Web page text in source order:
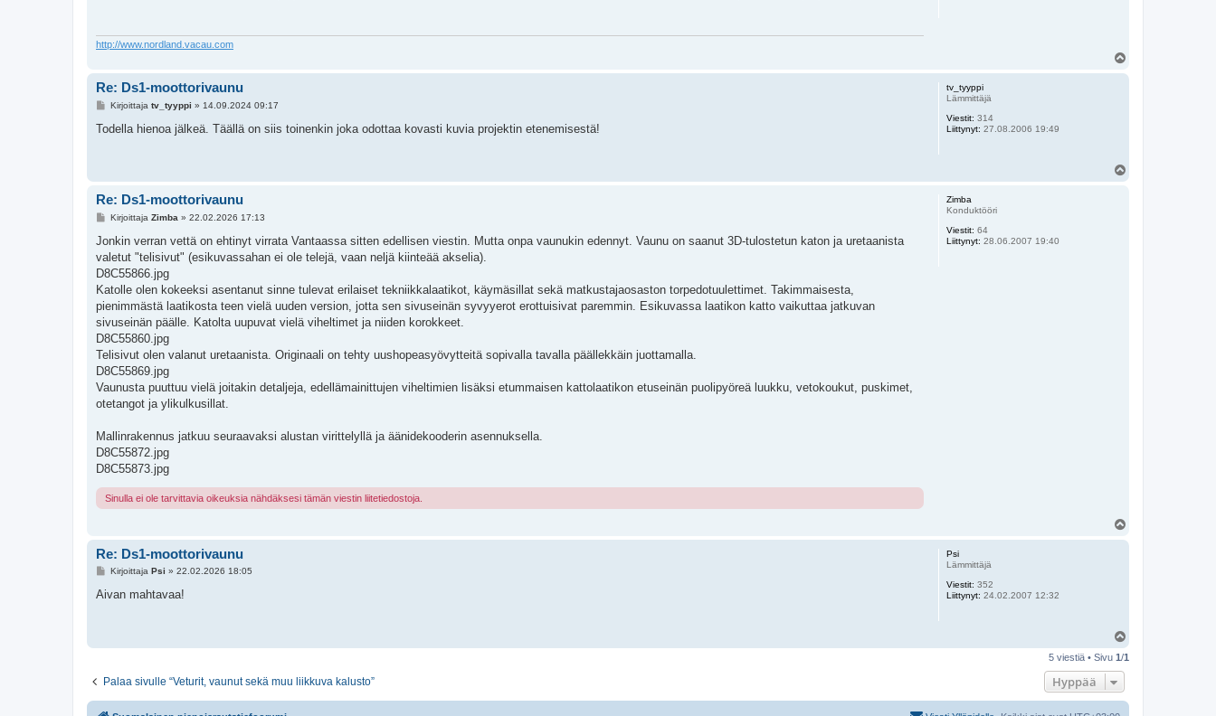
http://www.nordland.vacau.com
tv_tyyppi
Lämmittäjä
Viestit: 314
Liittynyt: 27.08.2006 19:49
Re: Ds1-moottorivaunu
V
e
Kirjoittaja tv_tyyppi » 14.09.2024 09:17
Todella hienoa jälkeä. Täällä on siis toinenkin joka odottaa kovasti kuvia projektin etenemisestä!
Zimba
Konduktööri
Viestit: 64
Liittynyt: 28.06.2007 19:40
Re: Ds1-moottorivaunu
V
e
t
i
Kirjoittaja Zimba » 22.02.2026 17:13
Jonkin verran vettä on ehtinyt virrata Vantaassa sitten edellisen viestin. Mutta onpa vaunukin edennyt. Vaunu on saanut 3D-tulostetun katon ja uretaanista
valetut "telisivut" (esikuvassahan ei ole telejä, vaan neljä kiinteää akselia).
D8C55866.jpg
Katolle olen kokeeksi asentanut sinne tulevat erilaiset tekniikkalaatikot, käymäsillat sekä matkustajaosaston torpedotuulettimet. Takimmaisesta,
pienimmästä laatikosta teen vielä uuden version, jotta sen sivuseinän syvyyerot erottuisivat paremmin. Esikuvassa laatikon katto vaikuttaa jatkuvan
sivuseinän päälle. Katolta uupuvat vielä viheltimet ja niiden korokkeet.
D8C55860.jpg
Telisivut olen valanut uretaanista. Originaali on tehty uushopeasyövytteitä sopivalla tavalla päällekkäin juottamalla.
D8C55869.jpg
Vaunusta puuttuu vielä joitakin detaljeja, edellämainittujen viheltimien lisäksi etummaisen kattolaatikon etuseinän puolipyöreä luukku, vetokoukut, puskimet,
otetangot ja ylikulkusillat.
Mallinrakennus jatkuu seuraavaksi alustan virittelyllä ja äänidekooderin asennuksella.
D8C55872.jpg
D8C55873.jpg
Sinulla ei ole tarvittavia oikeuksia nähdäksesi tämän viestin liitetiedostoja.
Psi
Lämmittäjä
Viestit: 352
Liittynyt: 24.02.2007 12:32
Re: Ds1-moottorivaunu
V
e
Kirjoittaja Psi » 22.02.2026 18:05
Aivan mahtavaa!
ö
5 viestiä • Sivu 1/1
Palaa sivulle “Veturit, vaunut sekä muu liikkuva kalusto” Hyppää